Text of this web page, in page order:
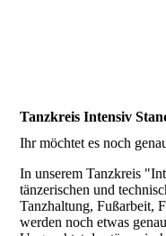
Tanzkreis Intensiv
Ihr möchtet es noch
In unserem Tanzkreis
tänzerischen und
Tanzhaltung, Fußarbeit,
werden noch etwas